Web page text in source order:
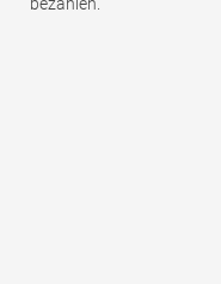
bezahlen.